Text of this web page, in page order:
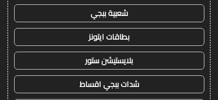
شعبية ببجي
بطاقات ايتونز
بلايستيشن ستور
شدات ببجي اقساط